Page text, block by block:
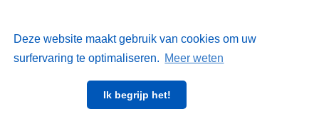
Deze website maakt gebruik van cookies om uw
surfervaring te optimaliseren. Meer weten
Ik begrijp het!